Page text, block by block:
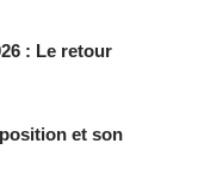
: Le retour
et son